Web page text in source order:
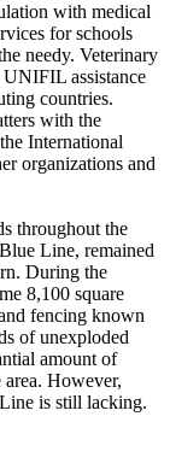
with medical
for schools
needy. Veterinary
UNIFIL assistance
countries.
with the
International
organizations and
throughout the
Line, remained
During the
8,100 square
fencing known
of unexploded
amount of
However,
is still lacking.